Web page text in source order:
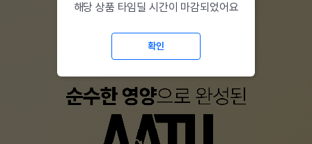
해당 상품 타임딜 시간이 마감되었어요
확인